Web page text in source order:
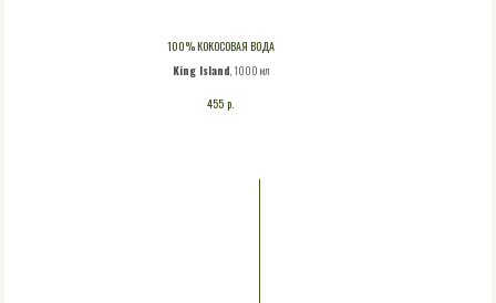
100% КОКОСОВАЯ ВОДА
King Island , 1000 мл
455 р.